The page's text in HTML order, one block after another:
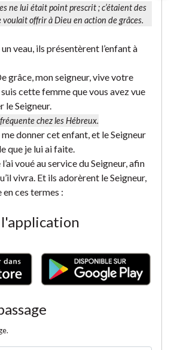
ne lui était point prescrit ; c’étaient des
voulait offrir à Dieu en action de grâces.
veau, ils présentèrent l’enfant à
grâce, mon seigneur, vive votre
suis cette femme que vous avez vue
le Seigneur.
chez les Hébreux.
me donner cet enfant, et le Seigneur
que je lui ai faite.
voué au service du Seigneur, afin
vivra. Et ils adorèrent le Seigneur,
ces termes :